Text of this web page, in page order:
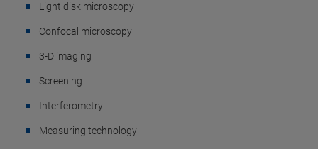
Light disk microscopy
Confocal microscopy
3-D imaging
Screening
Interferometry
Measuring technology